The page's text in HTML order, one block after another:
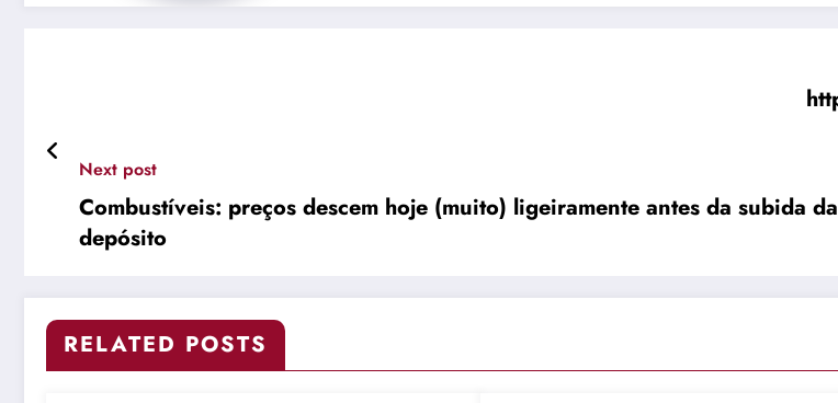
Next post
Combustíveis: preços descem hoje (muito) ligeiramente antes da subida
depósito
RELATED POSTS